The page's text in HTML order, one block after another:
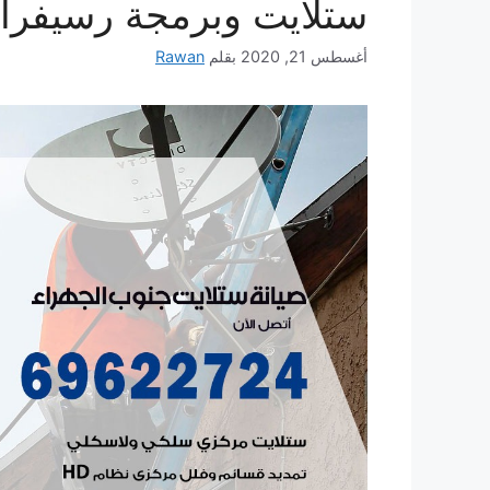
ستلايت وبرمجة
أغسطس 21, 2020 بقلم Rawan